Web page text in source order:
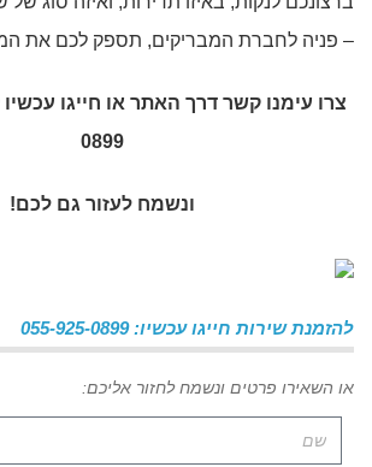
– פניה לחברת המבריקים, תספק לכם את
0899
ונשמח לעזור גם לכם!
להזמנת שירות חייגו עכשיו: 055-925-0899
או השאירו פרטים ונשמח לחזור אליכם: